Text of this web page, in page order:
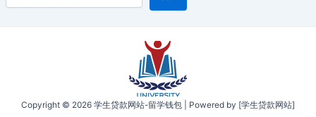
间
Copyright © 2026 学生贷款网站-留学钱包 | Powered by [学生贷款网站]